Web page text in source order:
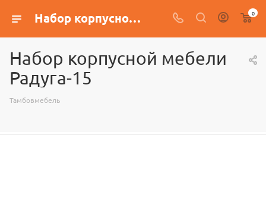
Набор корпусной мебели Радуга-15 0
Набор корпусной мебели
Радуга-15
Тамбовмебель